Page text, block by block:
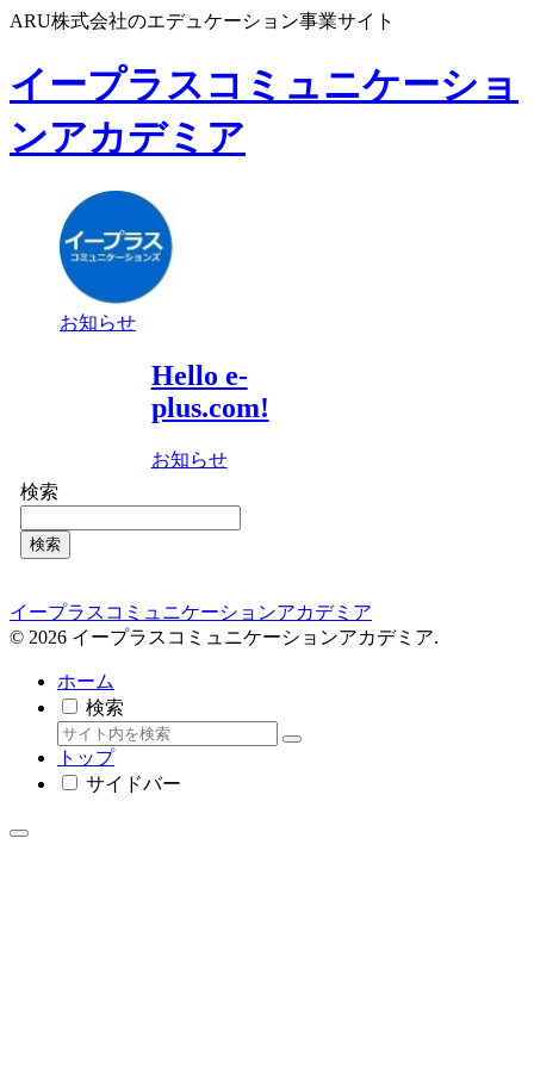
ARU株式会社のエデュケーション事業サイト
イープラスコミュニケーショ
ンアカデミア
お知らせ
Hello e-
plus.com!
お知らせ
検索
検索
イープラスコミュニケーションアカデミア
© 2026 イープラスコミュニケーションアカデミア.
ホーム
検索
トップ
サイドバー